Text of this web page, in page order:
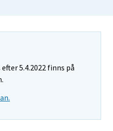
5.4.2022 finns på